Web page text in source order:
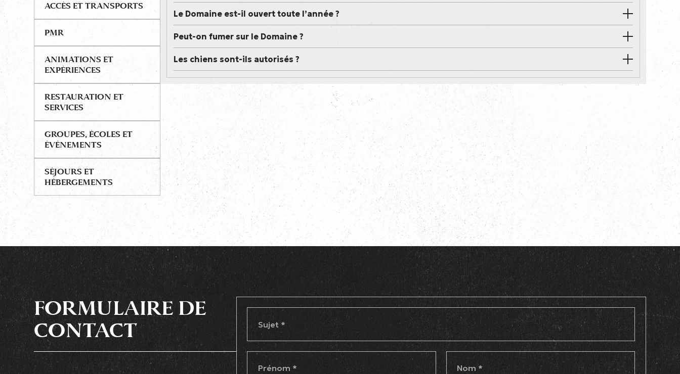
ACCÈS ET TRANSPORTS
PMR
ANIMATIONS ET
EXPÉRIENCES
RESTAURATION ET
SERVICES
GROUPES, ÉCOLES ET
ÉVÉNEMENTS
SÉJOURS ET
HÉBERGEMENTS
Le Domaine est-il ouvert toute l’année ?
Peut-on fumer sur le Domaine ?
Les chiens sont-ils autorisés ?
FORMULAIRE DE
CONTACT
Sujet *
Prénom * Nom*